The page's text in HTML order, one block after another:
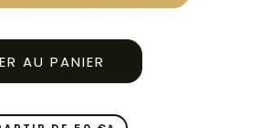
AU PANIER